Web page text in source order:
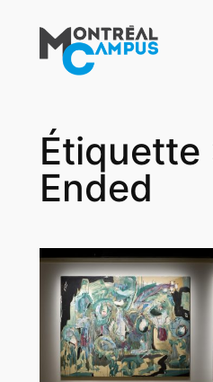
contenu
Étiquette
Ended